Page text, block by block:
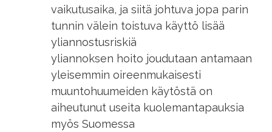
vaikutusaika, ja siitä johtuva jopa parin
tunnin välein toistuva käyttö lisää
yliannostusriskiä
yliannoksen hoito joudutaan antamaan
yleisemmin oireenmukaisesti
muuntohuumeiden käytöstä on
aiheutunut useita kuolemantapauksia
myös Suomessa